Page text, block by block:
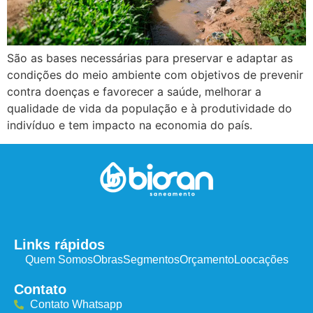
São as bases necessárias para preservar e adaptar as
condições do meio ambiente com objetivos de prevenir
contra doenças e favorecer a saúde, melhorar a
qualidade de vida da população e à produtividade do
indivíduo e tem impacto na economia do país.
Links rápidos
Quem SomosObrasSegmentosOrçamentoLoocações
Contato
Contato Whatsapp